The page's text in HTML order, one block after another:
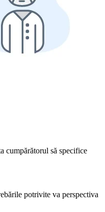
cumpărătorul să specifice
potrivite va perspectiva